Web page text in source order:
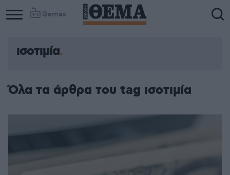
Games
ισοτιμία
Όλα τα άρθρα του tag ισοτιμία